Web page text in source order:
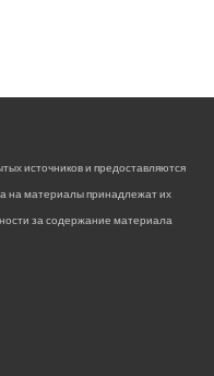
источников и предоставляются
на материалы принадлежат их
за содержание материала